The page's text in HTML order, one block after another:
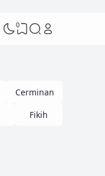
0
Cerminan
Fikih